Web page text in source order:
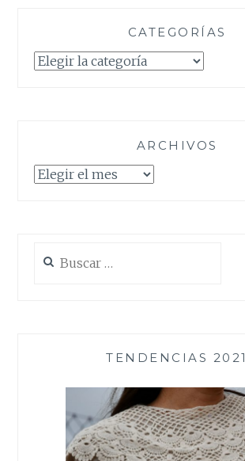
CATEGORÍAS
Categorías
ARCHIVOS
Archivos
TENDENCIAS 2021